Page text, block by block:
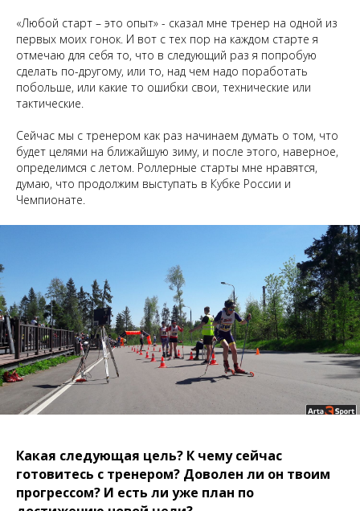
«Любой старт – это опыт» - сказал мне тренер на одной из
первых моих гонок. И вот с тех пор на каждом старте я
отмечаю для себя то, что в следующий раз я попробую
сделать по-другому, или то, над чем надо поработать
побольше, или какие то ошибки свои, технические или
тактические.
Сейчас мы с тренером как раз начинаем думать о том, что
будет целями на ближайшую зиму, и после этого, наверное,
определимся с летом. Роллерные старты мне нравятся,
думаю, что продолжим выступать в Кубке России и
Чемпионате.
Какая следующая цель? К чему сейчас
готовитесь с тренером? Доволен ли он твоим
прогрессом? И есть ли уже план по